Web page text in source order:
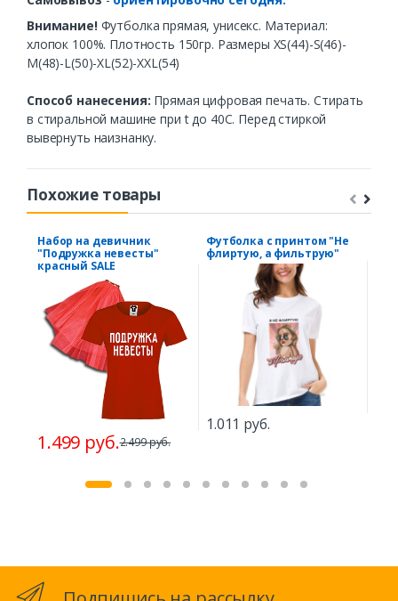
Внимание! Футболка прямая, унисекс. Материал:
хлопок 100%. Плотность 150гр. Размеры XS(44)-S(46)-
M(48)-L(50)-XL(52)-XXL(54)
Способ нанесения: Прямая цифровая печать. Стирать
в стиральной машине при t до 40С. Перед стиркой
вывернуть наизнанку.
Похожие товары
Набор на девичник
"Подружка невесты"
красный SALE
1.499 руб.2.499 руб.
Футболка с принтом "Не
флиртую, а фильтрую"
1.011 руб.